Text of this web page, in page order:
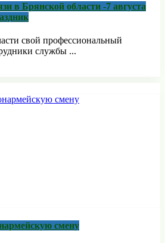
в Брянской области -7 августа
свой профессиональный
службы ...
смену